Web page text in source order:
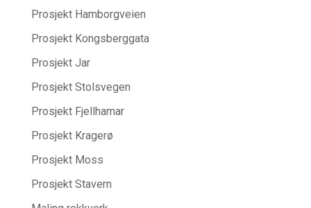
Prosjekt Hamborgveien
Prosjekt Kongsberggata
Prosjekt Jar
Prosjekt Stolsvegen
Prosjekt Fjellhamar
Prosjekt Kragerø
Prosjekt Moss
Prosjekt Stavern